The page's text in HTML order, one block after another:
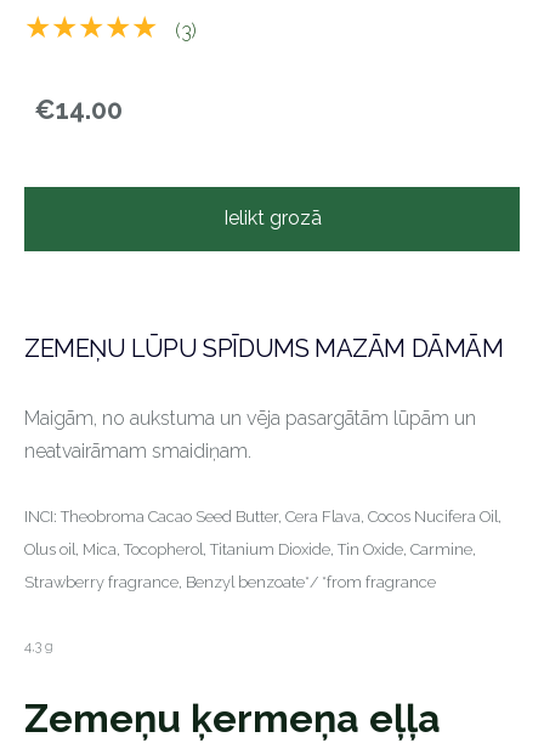
★★★★★ (3)
€14.00
Ielikt grozā
ZEMEŅU LŪPU SPĪDUMS MAZĀM DĀMĀM
Maigām, no aukstuma un vēja pasargātām lūpām un
neatvairāmam smaidiņam.
INCI: Theobroma Cacao Seed Butter, Cera Flava, Cocos Nucifera Oil,
Olus oil, Mica, Tocopherol, Titanium Dioxide, Tin Oxide, Carmine,
Strawberry fragrance, Benzyl benzoate*/ *from fragrance
4,3 g
Zemeņu ķermeņa eļļa